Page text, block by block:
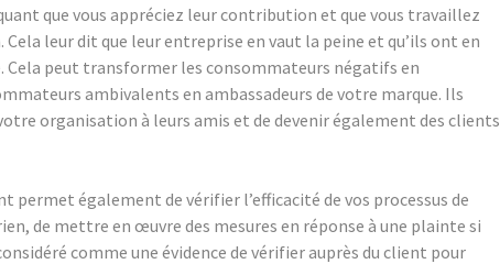
que vous appréciez leur contribution et que vous travaillez
leur dit que leur entreprise en vaut la peine et qu’ils ont en
Cela peut transformer les consommateurs négatifs en
ambivalents en ambassadeurs de votre marque. Ils
organisation à leurs amis et de devenir également des clients
permet également de vérifier l’efficacité de vos processus de
de mettre en œuvre des mesures en réponse à une plainte si
comme une évidence de vérifier auprès du client pour